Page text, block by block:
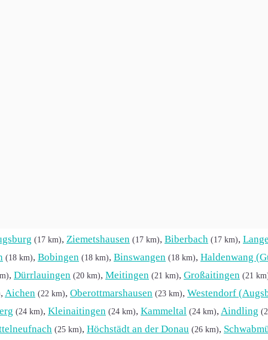
für Horgau, sondern auch Kabeltarife. Angeboten
(17 km), Ziemetshausen (17 km), Biberbach (17 km),
(18 km), Bobingen (18 km), Binswangen (18 km), Haldenwang
, Dürrlauingen (20 km), Meitingen (21 km), Großaitingen (21
, Aichen (22 km), Oberottmarshausen (23 km), Westendorf
(24 km), Kleinaitingen (24 km), Kammeltal (24 km), Aindling
(25 km), Höchstädt an der Donau (26 km),